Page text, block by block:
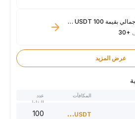
تحقيق حجم إيداع إجمالي بقيمة 100 USDT فأكثر
عرض المزيد
المكافآت
النقاط
300USDT